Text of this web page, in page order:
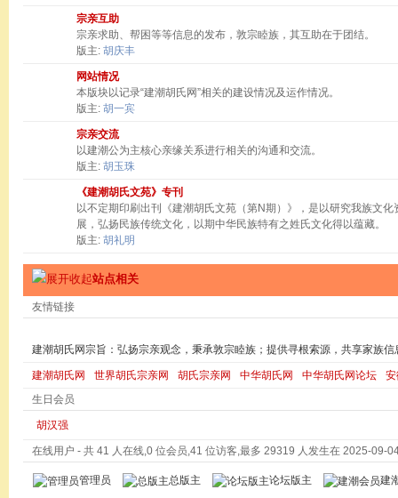
宗亲互助
宗亲求助、帮困等等信息的发布，敦宗睦族，其互助在于团结。
版主: 胡庆丰
网站情况
本版块以记录“建潮胡氏网”相关的建设情况及运作情况。
版主: 胡一宾
宗亲交流
以建潮公为主核心亲缘关系进行相关的沟通和交流。
版主: 胡玉珠
《建潮胡氏文苑》专刊
以不定期印刷出刊《建潮胡氏文苑（第N期）》，是以研究我族文
展，弘扬民族传统文化，以期中华民族特有之姓氏文化得以蕴藏。
版主: 胡礼明
站点相关
友情链接
建潮胡氏网宗旨：弘扬宗亲观念，秉承敦宗睦族；提供寻根索源，共享家族信
建潮胡氏网 世界胡氏宗亲网 胡氏宗亲网 中华胡氏网 中华胡氏网论坛
生日会员
胡汉强
在线用户 - 共 41 人在线,0 位会员,41 位访客,最多 29319 人发生在 2025-09-
管理员 总版主 论坛版主 建